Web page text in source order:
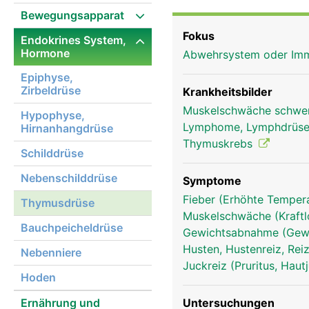
Bewegungsapparat
Endokrines System,
Hormone
Epiphyse,
Zirbeldrüse
Hypophyse,
Hirnanhangdrüse
Schilddrüse
Nebenschilddrüse
Thymusdrüse
Bauchpeicheldrüse
Nebenniere
Hoden
Ernährung und
Abwehrzellen - die T-
und auf ihre Aufgabe
Lymphknoten und die
anderem das
unterstützen. Schon
"Lebensenergie"
Fokus
Abwehrsystem oder
Krankheitsbilder
Muskelschwäche
Lymphome,
Thymuskrebs
Symptome
Fieber (Erhöhte
Muskelschwäche
Gewichtsabnahme
Husten, Hustenreiz,
Juckreiz (Pruritus,
Untersuchungen